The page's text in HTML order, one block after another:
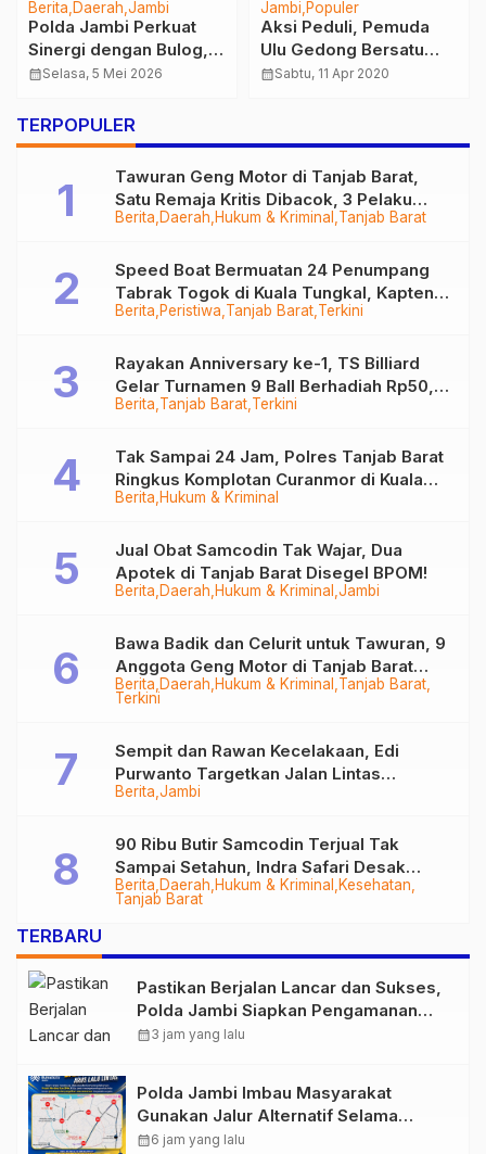
Berita Daerah Jambi
Polda Jambi Perkuat
Sinergi dengan Bulog,
Jamin Stabilitas Pangan
calendar_monthSelasa, 5 Mei 2026
Jambi Populer
Aksi Peduli, Pemuda
Ulu Gedong Bersatu
Berikan Bantuan
calendar_monthSabtu, 11 Apr 2020
TERPOPULER
Berita Daerah Hukum & Kriminal Tanjab Barat
Tawuran Geng Motor di Tanjab Barat,
Satu Remaja Kritis Dibacok, 3 Pelaku
Ditangkap
Berita Peristiwa Tanjab Barat Terkini
Speed Boat Bermuatan 24 Penumpang
Tabrak Togok di Kuala Tungkal, Kapten
Sempat Hilang
Berita Tanjab Barat Terkini
Rayakan Anniversary ke-1, TS Billiard
Gelar Turnamen 9 Ball Berhadiah Rp50,8
Juta
Berita Hukum & Kriminal
Tak Sampai 24 Jam, Polres Tanjab Barat
Ringkus Komplotan Curanmor di Kuala
Tungkal
Berita Daerah Hukum & Kriminal Jambi
Jual Obat Samcodin Tak Wajar, Dua
Apotek di Tanjab Barat Disegel BPOM!
Berita Daerah Hukum & Kriminal Tanjab Barat
Terkini
Bawa Badik dan Celurit untuk Tawuran, 9
Anggota Geng Motor di Tanjab Barat
Diringkus
Berita Jambi
Sempit dan Rawan Kecelakaan, Edi
Purwanto Targetkan Jalan Lintas
Tungkal-Jambi Mulus di 2028
Berita Daerah Hukum & Kriminal
Kesehatan
Tanjab Barat
90 Ribu Butir Samcodin Terjual Tak
Sampai Setahun, Indra Safari Desak
Audit Menyeluruh
TERBARU
Pastikan Berjalan Lancar dan Sukses,
Polda Jambi Siapkan Pengamanan
Berlapis untuk 8.750 Pelari, 1.848
calendar_month3 jam yang lalu
Polda Jambi Imbau Masyarakat
Gunakan Jalur Alternatif Selama
Pelaksanaan Presisi Merdeka Run
calendar_month6 jam yang lalu